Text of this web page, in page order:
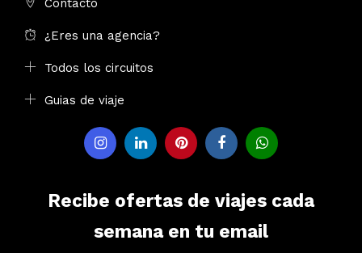
Contacto
¿Eres una agencia?
Todos los circuitos
Guias de viaje
Recibe ofertas de viajes cada
semana en tu email